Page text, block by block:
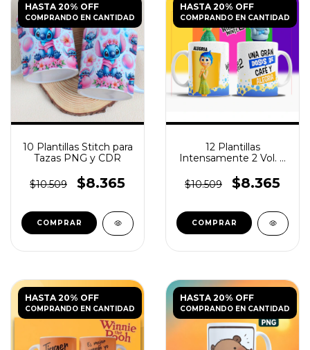
HASTA 20% OFF
COMPRANDO EN CANTIDAD
10 Plantillas Stitch para
Tazas PNG y CDR
$10.509 $8.365
HASTA 20% OFF
COMPRANDO EN CANTIDAD
12 Plantillas
Intensamente 2 Vol. 7
$10.509
$8.365
HASTA 20% OFF
COMPRANDO EN CANTIDAD
HASTA 20% OFF
COMPRANDO EN CANTIDAD